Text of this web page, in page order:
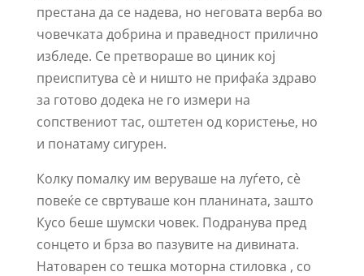
престана да се надева, но неговата верба во
човечката добрина и праведност прилично
избледе. Се претвораше во циник кој
преиспитува сè и ништо не прифаќа здраво
за готово додека не го измери на
сопствениот тас, оштетен од користење, но
и понатаму сигурен.
Колку помалку им веруваше на луѓето, сè
повеќе се свртуваше кон планината, зашто
Кусо беше шумски човек. Подранува пред
сонцето и брза во пазувите на дивината.
Натоварен со тешка моторна стиловка , со